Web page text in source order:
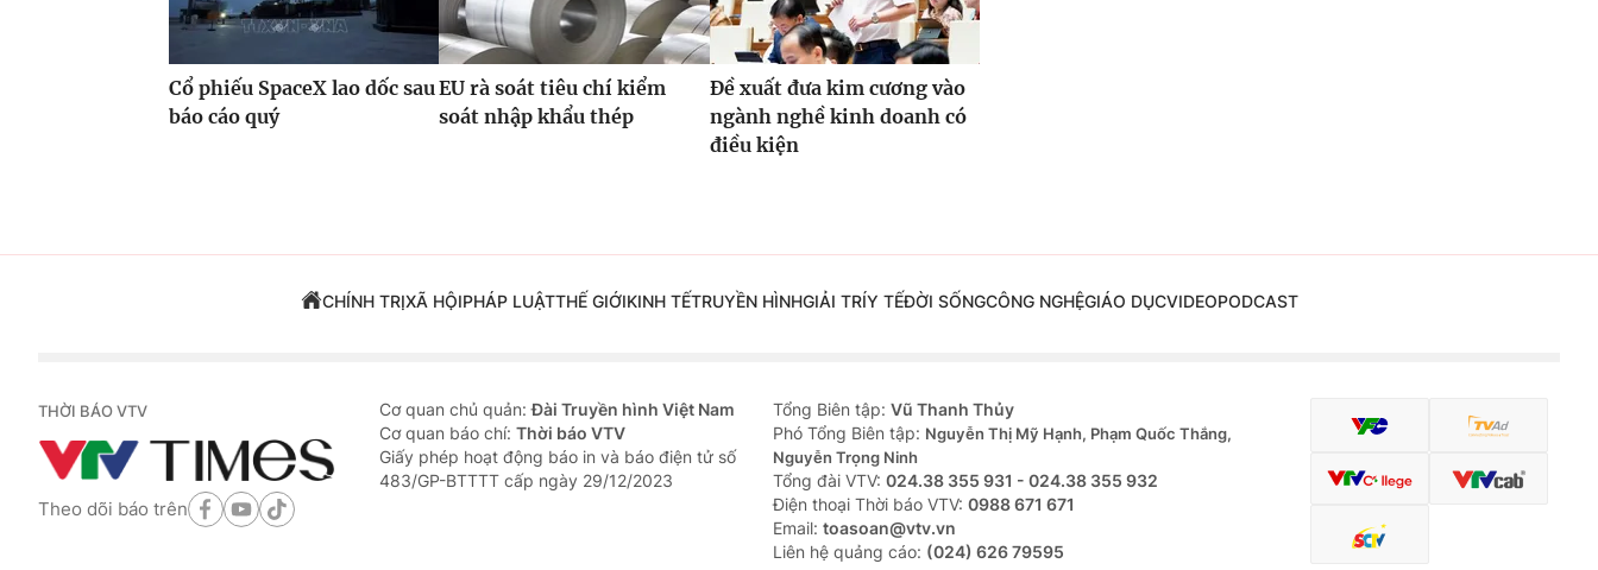
Cổ phiếu SpaceX lao dốc sau
báo cáo quý
EU rà soát tiêu chí kiểm
soát nhập khẩu thép
Đề xuất đưa kim cương vào
ngành nghề kinh doanh có
điều kiện
CHÍNH TRỊXÃ HỘIPHÁP LUẬTTHẾ GIỚIKINH TẾTRUYỀN HÌNHGIẢI TRÍY TẾĐỜI SỐNGCÔNG NGHỆGIÁO DỤCVIDEOPODCAST
THỜI BÁO VTV
Theo dõi báo trên
Cơ quan chủ quản:Đài Truyền hình Việt Nam
Cơ quan báo chí: Thời báo VTV
Giấy phép hoạt động báo in và báo điện tử số
483/GP-BTTTT cấp ngày 29/12/2023
Tổng Biên tập: Vũ Thanh Thủy
Phó Tổng Biên tập: Nguyễn Thị Mỹ Hạnh, Phạm Quốc Thắng,
Nguyễn Trọng Ninh
Tổng đài VTV: 024.38 355 931 - 024.38 355 932
Ðiện thoại Thời báo VTV: 0988 671 671
Email: toasoan@vtv.vn
Liên hệ quảng cáo: (024) 626 79595